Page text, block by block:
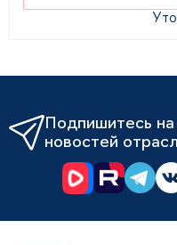
Подпишитесь
новостей